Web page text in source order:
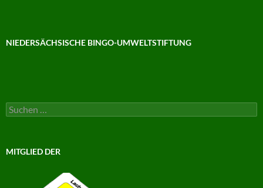
NIEDERSÄCHSISCHE BINGO-UMWELTSTIFTUNG
Suchen
nach:
MITGLIED DER